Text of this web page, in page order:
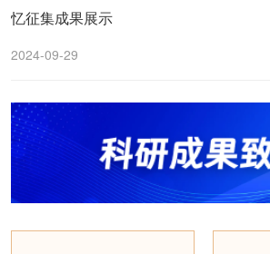
忆征集成果展示
2024-09-29